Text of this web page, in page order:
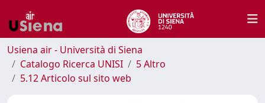
Usiena air - Università di Siena
Catalogo Ricerca UNISI
5 Altro
5.12 Articolo sul sito web